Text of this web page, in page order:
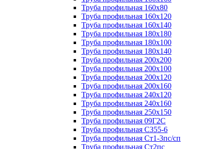
Труба профильная 160х80
Труба профильная 160х120
Труба профильная 160х140
Труба профильная 180х180
Труба профильная 180х100
Труба профильная 180х140
Труба профильная 200х200
Труба профильная 200х100
Труба профильная 200х120
Труба профильная 200х160
Труба профильная 240х120
Труба профильная 240х160
Труба профильная 250х150
Труба профильная 09Г2С
Труба профильная С355-6
Труба профильная Ст1-3пс/сп
Труба профильная Ст2пс